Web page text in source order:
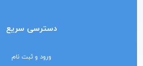
دسترسی سریع
ورود و ثبت نام